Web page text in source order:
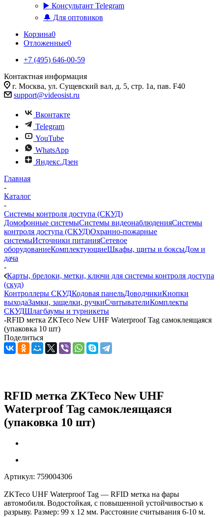
▶️ Консультант Telegram
🔔 Для оптовиков
Корзина0
Отложенные0
+7 (495) 646-00-59
Контактная информация
г. Москва, ул. Сущевский вал, д. 5, стр. 1а, пав. F40
support@videosist.ru
Вконтакте
Telegram
YouTube
WhatsApp
Яндекс.Дзен
Главная
-
Каталог
-
Системы контроля доступа (СКУД)
Домофонные системыСистемы видеонаблюденияСистемы
контроля доступа (СКУД)Охранно-пожарные
системыИсточники питанияСетевое
оборудованиеКомплектующиеШкафы, щиты и боксыДом и
дача
-
Карты, брелоки, метки, ключи для системы контроля доступа
(скуд)
Контроллеры СКУДКодовая панельДоводчикиКнопки
выходаЗамки, защелки, ручкиСчитывателиКомплекты
СКУДШлагбаумы и турникеты
-RFID метка ZKTeco New UHF Waterproof Tag самоклеящаяся
(упаковка 10 шт)
Поделиться
RFID метка ZKTeco New UHF
Waterproof Tag самоклеящаяся
(упаковка 10 шт)
Артикул: 759004306
ZKTeco UHF Waterproof Tag — RFID метка на фары
автомобиля. Водостойкая, с повышенной устойчивостью к
разрыву. Размер: 99 х 12 мм. Расстояние считывания 6-10 м.